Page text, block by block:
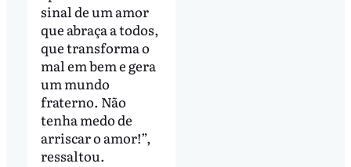
sinal de um amor
que abraça a todos,
que transforma o
mal em bem e gera
um mundo
fraterno. Não
tenha medo de
arriscar o amor!”,
ressaltou.